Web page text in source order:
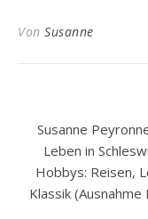
Von Susanne
Susanne
Leben in
Hobbys: Reisen,
Klassik